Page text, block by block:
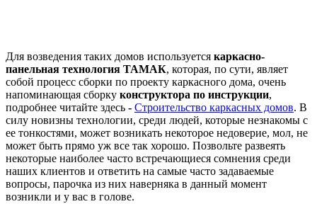
Для возведения таких домов используется каркасно-
панельная технология ТАМАК, которая, по сути, являет
собой процесс сборки по проекту каркасного дома, очень
напоминающая сборку конструктора по инструкции,
подробнее читайте здесь - Строительство каркасных домов. В
силу новизны технологии, среди людей, которые незнакомы с
ее тонкостями, может возникать некоторое недоверие, мол, не
может быть прямо уж все так хорошо. Позвольте развеять
некоторые наиболее часто встречающиеся сомнения среди
наших клиентов и ответить на самые часто задаваемые
вопросы, парочка из них наверняка в данный момент
возникли и у вас в голове.